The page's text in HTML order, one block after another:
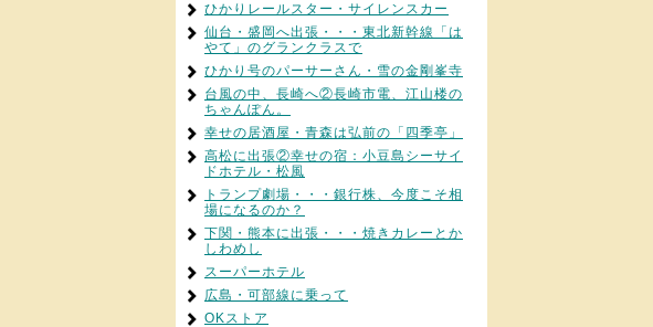
ひかりレールスター・サイレンスカー
仙台・盛岡へ出張・・・東北新幹線「は
やて」のグランクラスで
ひかり号のパーサーさん・雪の金剛峯寺
台風の中、長崎へ②長崎市電、江山楼の
ちゃんぽん。
幸せの居酒屋・青森は弘前の「四季亭」
高松に出張②幸せの宿：小豆島シーサイ
ドホテル・松風
トランプ劇場・・・銀行株、今度こそ相
場になるのか？
下関・熊本に出張・・・焼きカレーとか
しわめし
スーパーホテル
広島・可部線に乗って
OKストア